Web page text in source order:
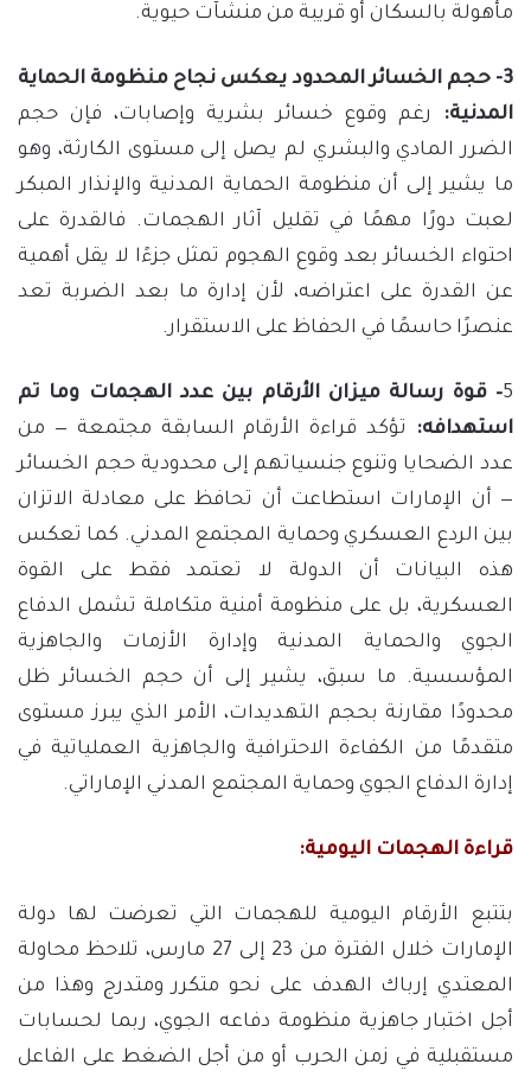
مأهولة بالسكان أو قريبة من منشآت حيوية.
3- حجم الخسائر المحدود يعكس نجاح منظومة الحماية
المدنية:
رغم وقوع خسائر بشرية وإصابات، فإن حجم
الضرر المادي والبشري لم يصل إلى مستوى الكارثة، وهو
ما يشير إلى أن منظومة الحماية المدنية والإنذار المبكر
لعبت دورًا مهمًا في تقليل آثار الهجمات. فالقدرة على
احتواء الخسائر بعد وقوع الهجوم تمثل جزءًا لا يقل أهمية
عن القدرة على اعتراضه، لأن إدارة ما بعد الضربة تعد
عنصرًا حاسمًا في الحفاظ على الاستقرار.
5– قوة رسالة ميزان الأرقام بين عدد الهجمات وما تم
استهدافه:
تؤكد قراءة الأرقام السابقة مجتمعة — من
عدد الضحايا وتنوع جنسياتهم إلى محدودية حجم الخسائر
— أن الإمارات استطاعت أن تحافظ على معادلة الاتزان
بين الردع العسكري وحماية المجتمع المدني. كما تعكس
هذه البيانات أن الدولة لا تعتمد فقط على القوة
العسكرية، بل على منظومة أمنية متكاملة تشمل الدفاع
الجوي والحماية المدنية وإدارة الأزمات والجاهزية
المؤسسية. ما سبق، يشير إلى أن حجم الخسائر ظل
محدودًا مقارنة بحجم التهديدات، الأمر الذي يبرز مستوى
متقدمًا من الكفاءة الاحترافية والجاهزية العملياتية في
إدارة الدفاع الجوي وحماية المجتمع المدني الإماراتي.
قراءة الهجمات اليومية:
بتتبع الأرقام اليومية للهجمات التي تعرضت لها دولة
الإمارات خلال الفترة من 23 إلى 27 مارس، تلاحظ محاولة
المعتدي إرباك الهدف على نحو متكرر ومتدرج وهذا من
أجل اختبار جاهزية منظومة دفاعه الجوي، ربما لحسابات
مستقبلية في زمن الحرب أو من أجل الضغط على الفاعل